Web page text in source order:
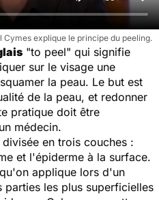
Cymes explique le principe du peeling.
"to peel" qui signifie
sur le visage une
la peau. Le but est
de la peau, et redonner
pratique doit être
médecin.
divisée en trois couches :
et l'épiderme à la surface.
applique lors d'un
les plus superficielles